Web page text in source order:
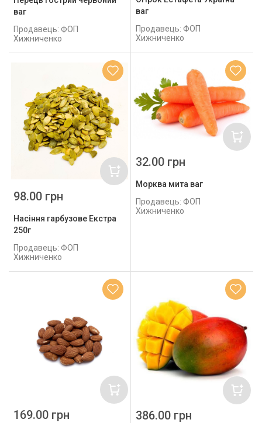
ваг
Продавець: ФОП
Хижниченко
ваг
Продавець: ФОП
Хижниченко
Насіння гарбузове Екстра
250г
Продавець: ФОП
Хижниченко
98.00 грн
Морква мита ваг
Продавець: ФОП
Хижниченко
32.00 грн
169.00 грн 386.00 грн